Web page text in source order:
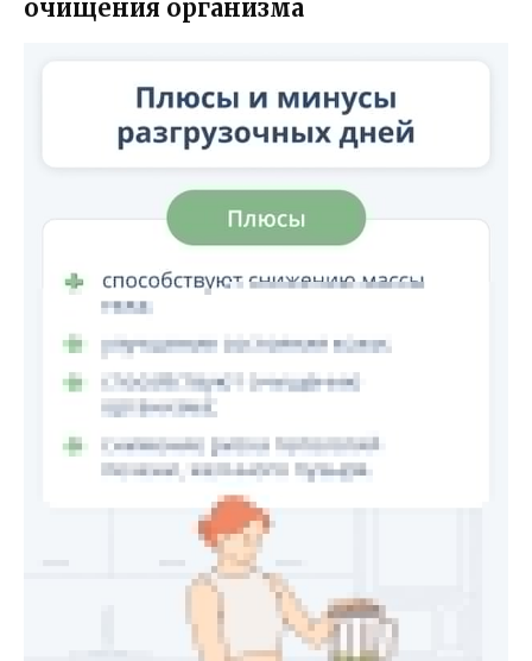
очищения организма